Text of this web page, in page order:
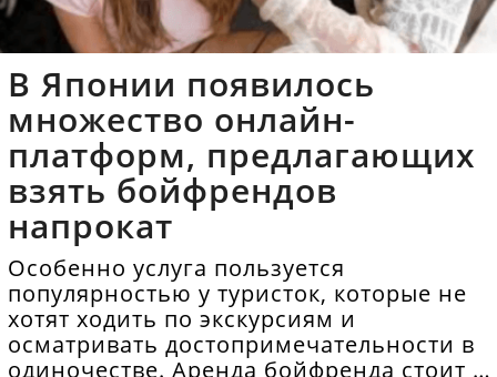
В Японии появилось
множество онлайн-
платформ, предлагающих
взять бойфрендов
напрокат
Особенно услуга пользуется
популярностью у туристок, которые не
хотят ходить по экскурсиям и
осматривать достопримечательности в
одиночестве. Аренда бойфренда стоит в